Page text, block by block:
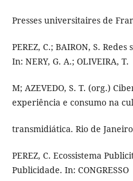
Presses universitaires de
PEREZ, C.; BAIRON, S.
In: NERY, G. A.; OLIVEIRA, T.
M; AZEVEDO, S. T. (org.)
experiência e consumo na
transmidiática. Rio de
PEREZ, C. Ecossistema
Publicidade. In: CONGRESSO